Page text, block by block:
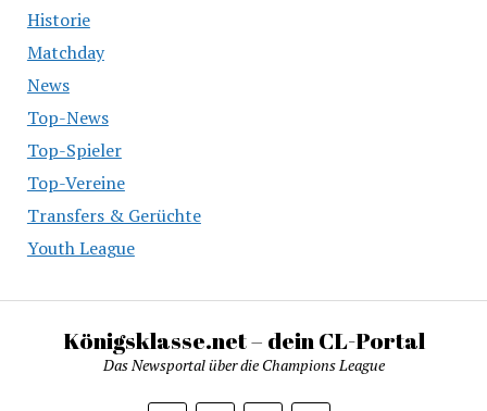
Historie
Matchday
News
Top-News
Top-Spieler
Top-Vereine
Transfers & Gerüchte
Youth League
Königsklasse.net – dein CL-Portal
Das Newsportal über die Champions League